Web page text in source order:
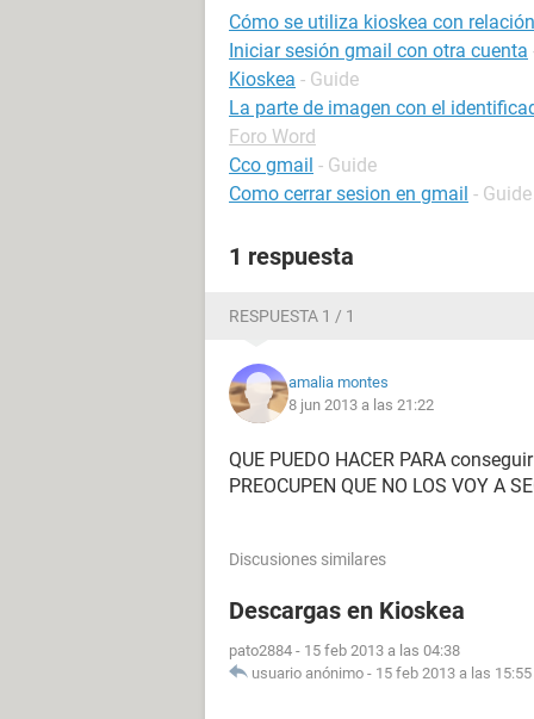
Cómo se utiliza kioskea con
Iniciar sesión gmail con otra cuenta
Kioskea - Guide
La parte de imagen con el
Foro Word
Cco gmail - Guide
Como cerrar sesion en gmail - Guide
1 respuesta
RESPUESTA 1 / 1
amalia montes
8 jun 2013 a las 21:22
QUE PUEDO HACER PARA
PREOCUPEN QUE NO LOS VOY A
Discusiones similares
Descargas en Kioskea
pato2884 - 15 feb 2013 a las 04:38
usuario anónimo - 15 feb 2013 a las 15:55